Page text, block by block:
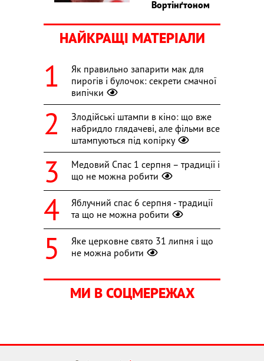
Вортінґтоном
НАЙКРАЩІ МАТЕРІАЛИ
Як правильно запарити мак для
пирогів і булочок: секрети смачної
випічки
Злодійські штампи в кіно: що вже
набридло глядачеві, але фільми все
штампуються під копірку
Медовий Спас 1 серпня – традиції і
що не можна робити
Яблучний спас 6 серпня - традиції
та що не можна робити
Яке церковне свято 31 липня і що
не можна робити
МИ В СОЦМЕРЕЖАХ